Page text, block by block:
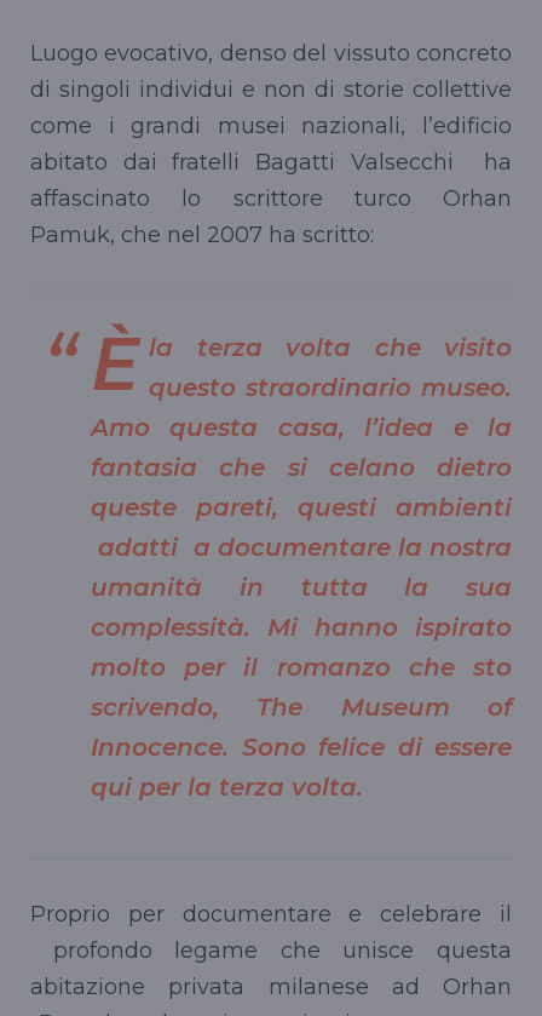
Luogo evocativo, denso del vissuto concreto
di singoli individui e non di storie collettive
come i grandi musei nazionali, l’edificio
abitato dai fratelli Bagatti Valsecchi ha
affascinato lo scrittore turco Orhan
Pamuk, che nel 2007 ha scritto:
È la terza volta che visito
questo straordinario museo.
Amo questa casa, l’idea e la
fantasia che si celano dietro
queste pareti, questi ambienti
adatti a documentare la nostra
umanità in tutta la sua
complessità. Mi hanno ispirato
molto per il romanzo che sto
scrivendo, The Museum of
Innocence. Sono felice di essere
qui per la terza volta.
Proprio per documentare e celebrare il
profondo legame che unisce questa
abitazione privata milanese ad Orhan